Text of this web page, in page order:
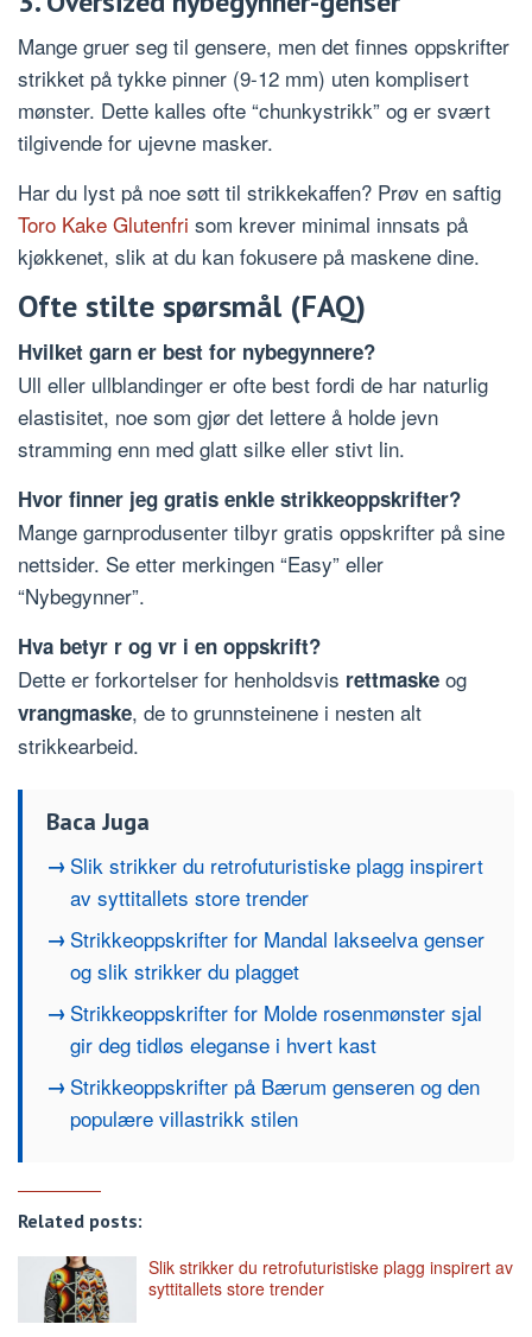
Mange gruer seg til gensere, men det finnes oppskrifter
strikket på tykke pinner (9-12 mm) uten komplisert
mønster. Dette kalles ofte “chunkystrikk” og er svært
tilgivende for ujevne masker.
Har du lyst på noe søtt til strikkekaffen? Prøv en saftig
Toro Kake Glutenfri som krever minimal innsats på
kjøkkenet, slik at du kan fokusere på maskene dine.
Ofte stilte spørsmål (FAQ)
Hvilket garn er best for nybegynnere?
Ull eller ullblandinger er ofte best fordi de har naturlig
elastisitet, noe som gjør det lettere å holde jevn
stramming enn med glatt silke eller stivt lin.
Hvor finner jeg gratis enkle strikkeoppskrifter?
Mange garnprodusenter tilbyr gratis oppskrifter på sine
nettsider. Se etter merkingen “Easy” eller
“Nybegynner”.
Hva betyr r og vr i en oppskrift?
Dette er forkortelser for henholdsvis rettmaske og
vrangmaske, de to grunnsteinene i nesten alt
strikkearbeid.
Baca Juga
Slik strikker du retrofuturistiske plagg inspirert
av syttitallets store trender
Strikkeoppskrifter for Mandal lakseelva genser
og slik strikker du plagget
Strikkeoppskrifter for Molde rosenmønster sjal
gir deg tidløs eleganse i hvert kast
Strikkeoppskrifter på Bærum genseren og den
populære villastrikk stilen
Related posts:
Slik strikker du retrofuturistiske plagg inspirert av
syttitallets store trender